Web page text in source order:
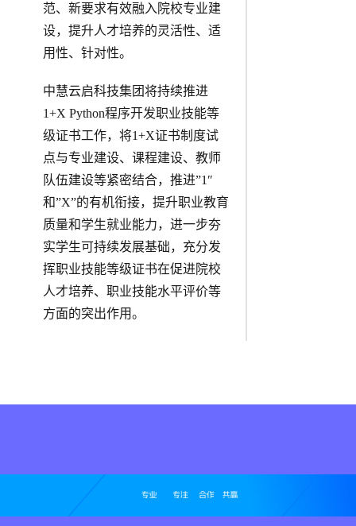
范、新要求有效融入院校专业建
设，提升人才培养的灵活性、适
用性、针对性。
中慧云启科技集团将持续推进
1+X Python程序开发职业技能等
级证书工作，将1+X证书制度试
点与专业建设、课程建设、教师
队伍建设等紧密结合，推进”1″
和”X”的有机衔接，提升职业教育
质量和学生就业能力，进一步夯
实学生可持续发展基础，充分发
挥职业技能等级证书在促进院校
人才培养、职业技能水平评价等
方面的突出作用。